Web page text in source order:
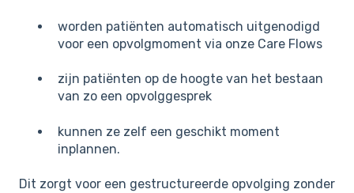
worden patiënten automatisch uitgenodigd
voor een opvolgmoment via onze Care Flows
zijn patiënten op de hoogte van het bestaan
van zo een opvolggesprek
kunnen ze zelf een geschikt moment
inplannen.
Dit zorgt voor een gestructureerde opvolging zonder